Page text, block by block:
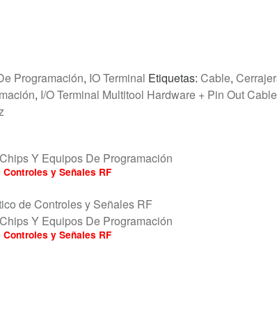
Programación, IO Terminal Etiquetas: Cable,
, I/O Terminal Multitool Hardware + Pin Out Cable
Y Equipos De Programación
y Señales RF
Y Equipos De Programación
y Señales RF